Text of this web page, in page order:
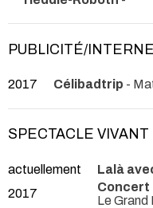
PUBLICITÉ/
2017 Célibadtrip -
SPECTACLE VIVANT
actuellement Lalà
2017
Concert
Le Grand